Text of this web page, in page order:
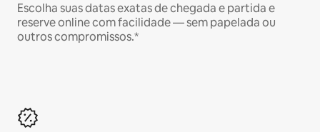
Escolha suas datas exatas de chegada e partida e
reserve online com facilidade — sem papelada ou
outros compromissos.*